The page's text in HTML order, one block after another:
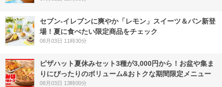
セブン‐イレブンに爽やか「レモン」スイーツ＆パン新登
場！夏に食べたい限定商品をチェック
08月03日 11時30分
ピザハット夏休みセット3種が3,000円から！お盆や集ま
りにぴったりのボリューム&おトクな期間限定メニュー
08月03日 13時00分